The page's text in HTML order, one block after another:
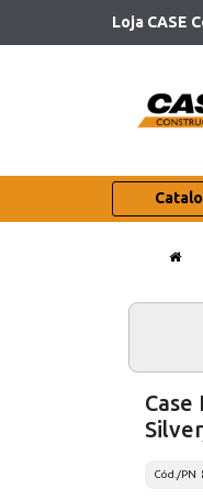
Loja CASE
Case
Cód./PN